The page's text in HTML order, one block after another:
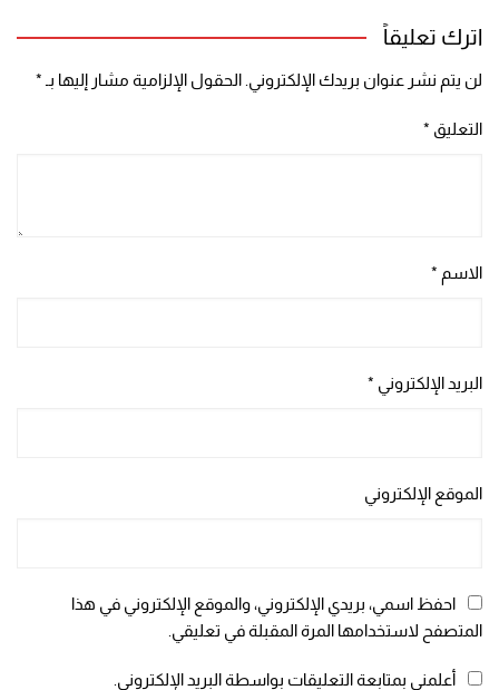
اترك تعليقاً
لن يتم نشر عنوان بريدك الإلكتروني. الحقول الإلزامية مشار إليها بـ *
التعليق *
الاسم *
البريد الإلكتروني *
الموقع الإلكتروني
احفظ اسمي، بريدي الإلكتروني، والموقع الإلكتروني في هذا
المتصفح لاستخدامها المرة المقبلة في تعليقي.
أعلمني بمتابعة التعليقات بواسطة البريد الإلكتروني.